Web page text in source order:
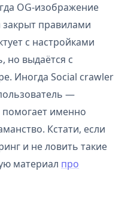
OG-изображение
закрыт правилами
с настройками
но выдаётся с
Иногда Social crawler
—
помогает именно
Кстати, если
и не ловить такие
материал про